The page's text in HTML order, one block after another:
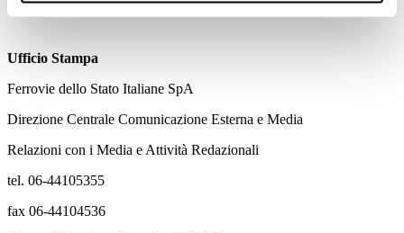
Ufficio Stampa
Ferrovie dello Stato Italiane SpA
Direzione Centrale Comunicazione Esterna e Media
Relazioni con i Media e Attività Redazionali
tel. 06-44105355
fax 06-44104536